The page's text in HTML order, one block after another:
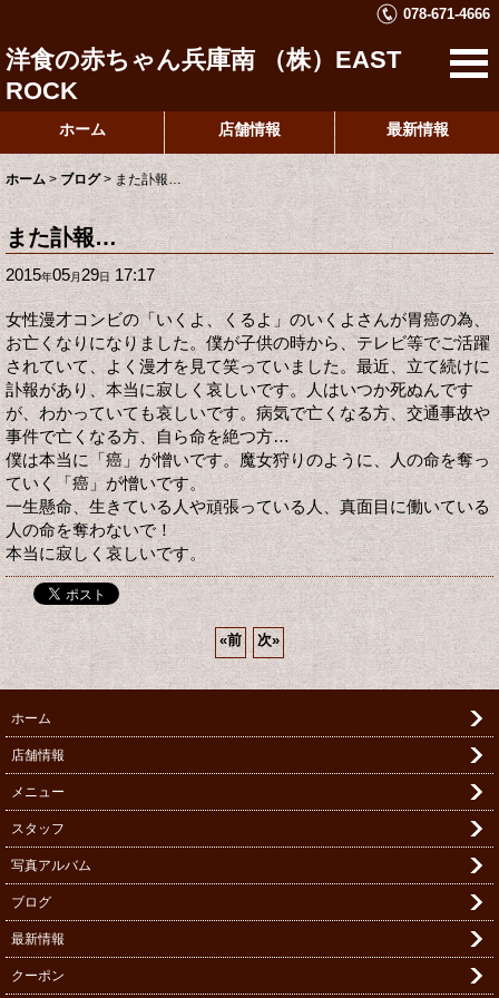
078-671-4666
洋食の赤ちゃん兵庫南 （株）EAST
ROCK
ホーム 店舗情報 最新情報
ホーム > ブログ > また訃報…
また訃報…
2015年05月29日17:17
女性漫才コンビの「いくよ、くるよ」のいくよさんが胃癌の為、
お亡くなりになりました。僕が子供の時から、テレビ等でご活躍
されていて、よく漫才を見て笑っていました。最近、立て続けに
訃報があり、本当に寂しく哀しいです。人はいつか死ぬんです
が、わかっていても哀しいです。病気で亡くなる方、交通事故や
事件で亡くなる方、自ら命を絶つ方…
僕は本当に「癌」が憎いです。魔女狩りのように、人の命を奪っ
ていく「癌」が憎いです。
一生懸命、生きている人や頑張っている人、真面目に働いている
人の命を奪わないで！
本当に寂しく哀しいです。
«前 次»
ホーム
店舗情報
メニュー
スタッフ
写真アルバム
ブログ
最新情報
クーポン